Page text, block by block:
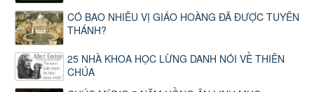
CÓ BAO NHIÊU VỊ GIÁO HOÀNG ĐÃ ĐƯỢC TUYÊN
THÁNH?
25 NHÀ KHOA HỌC LỪNG DANH NÓI VỀ THIÊN
CHÚA